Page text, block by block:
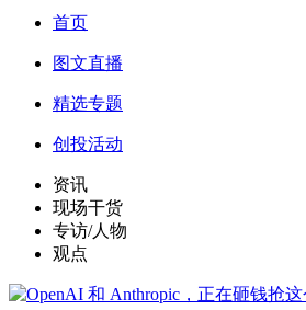
首页
图文直播
精选专题
创投活动
资讯
现场干货
专访/人物
观点